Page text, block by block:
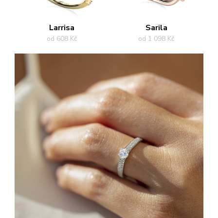
Larrisa
od 608 Kč
Sarila
od 1 098 Kč